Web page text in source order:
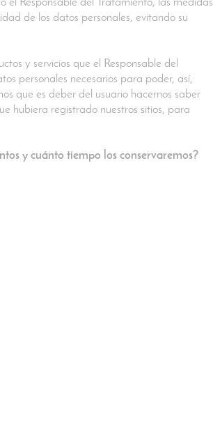
Responsable del Tratamiento, las medidas
de los datos personales, evitando su
y servicios que el Responsable del
personales necesarios para poder, así,
que es deber del usuario hacernos saber
hubiera registrado nuestros sitios, para
y cuánto tiempo los conservaremos?